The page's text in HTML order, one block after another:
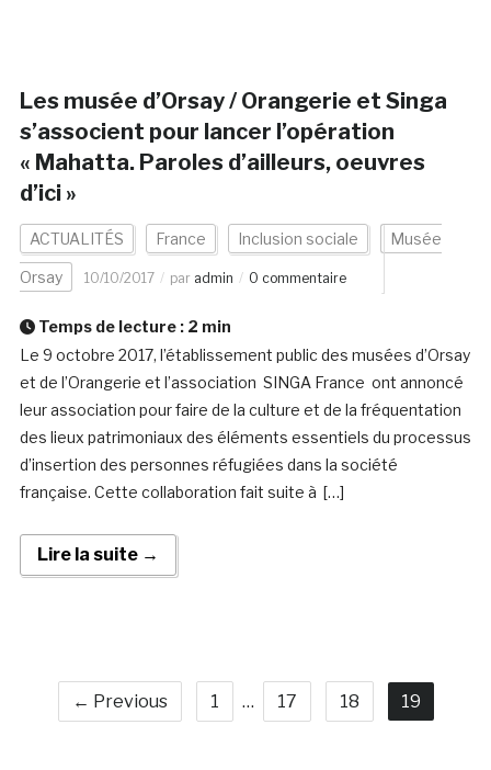
Les musée d’Orsay / Orangerie et Singa
s’associent pour lancer l’opération
« Mahatta. Paroles d’ailleurs, oeuvres
d’ici »
ACTUALITÉS France Inclusion sociale Musée
Orsay 10/10/2017 par admin 0 commentaire
Temps de lecture : 2 min
Le 9 octobre 2017, l’établissement public des musées d’Orsay
et de l’Orangerie et l’association SINGA France ont annoncé
leur association pour faire de la culture et de la fréquentation
des lieux patrimoniaux des éléments essentiels du processus
d’insertion des personnes réfugiées dans la société
française. Cette collaboration fait suite à […]
Lire la suite →
← Previous 1 … 17 18 19